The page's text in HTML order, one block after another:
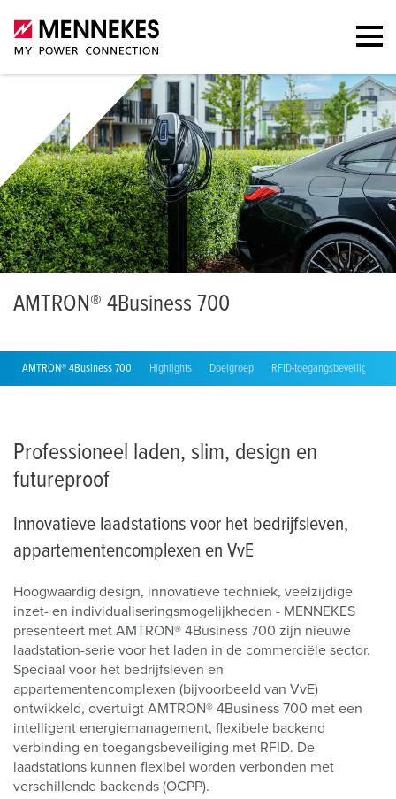
AMTRON® 4Business 700
AMTRON® 4Business 700 Highlights Doelgroep RFID-toegangsbeveiliging
Professioneel laden, slim, design en
futureproof
Innovatieve laadstations voor het bedrijfsleven,
appartementencomplexen en VvE
Hoogwaardig design, innovatieve techniek, veelzijdige
inzet- en individualiseringsmogelijkheden - MENNEKES
presenteert met AMTRON® 4Business 700 zijn nieuwe
laadstation-serie voor het laden in de commerciële sector.
Speciaal voor het bedrijfsleven en
appartementencomplexen (bijvoorbeeld van VvE)
ontwikkeld, overtuigt AMTRON® 4Business 700 met een
intelligent energiemanagement, flexibele backend
verbinding en toegangsbeveiliging met RFID. De
laadstations kunnen flexibel worden verbonden met
verschillende backends (OCPP).